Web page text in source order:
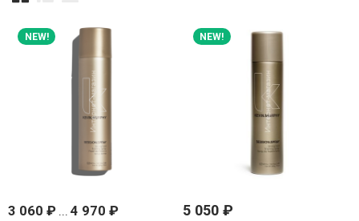
NEW!
3 060 ₽ ... 4 970 ₽
NEW!
5 050₽